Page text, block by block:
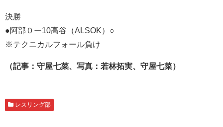
決勝
●阿部０ー10高谷（ALSOK）○
※テクニカルフォール負け
（記事：守屋七菜、写真：若林拓実、守屋七菜）
レスリング部